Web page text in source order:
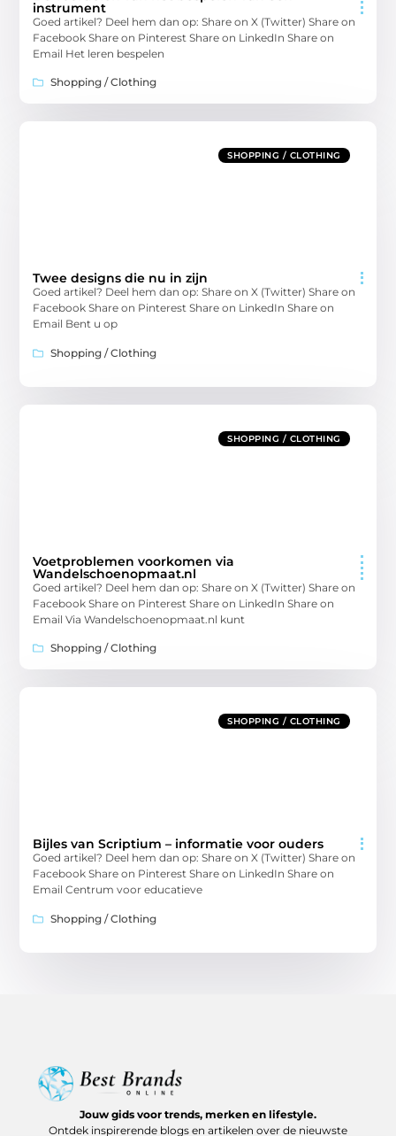
instrument
Goed artikel? Deel hem dan op: Share on X (Twitter) Share on
Facebook Share on Pinterest Share on LinkedIn Share on
Email Het leren bespelen
Shopping / Clothing
SHOPPING / CLOTHING
Twee designs die nu in zijn
Goed artikel? Deel hem dan op: Share on X (Twitter) Share on
Facebook Share on Pinterest Share on LinkedIn Share on
Email Bent u op
Shopping / Clothing
SHOPPING / CLOTHING
Voetproblemen voorkomen via
Wandelschoenopmaat.nl
Goed artikel? Deel hem dan op: Share on X (Twitter) Share on
Facebook Share on Pinterest Share on LinkedIn Share on
Email Via Wandelschoenopmaat.nl kunt
Shopping / Clothing
SHOPPING / CLOTHING
Bijles van Scriptium – informatie voor ouders
Goed artikel? Deel hem dan op: Share on X (Twitter) Share on
Facebook Share on Pinterest Share on LinkedIn Share on
Email Centrum voor educatieve
Shopping / Clothing
Jouw gids voor trends, merken en lifestyle.
Ontdek inspirerende blogs en artikelen over de nieuwste